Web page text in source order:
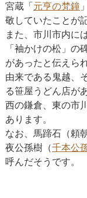
宮蔵「 元亨の梵鐘
敬していたことが
また、市川市内に
「袖かけの松」の
があったと伝えら
由来である鬼越、
る笹屋うどん店が
西の鎌倉、東の市
あります。
なお、馬蹄石（頼
夜公孫樹（千本公
呼んだそうです。